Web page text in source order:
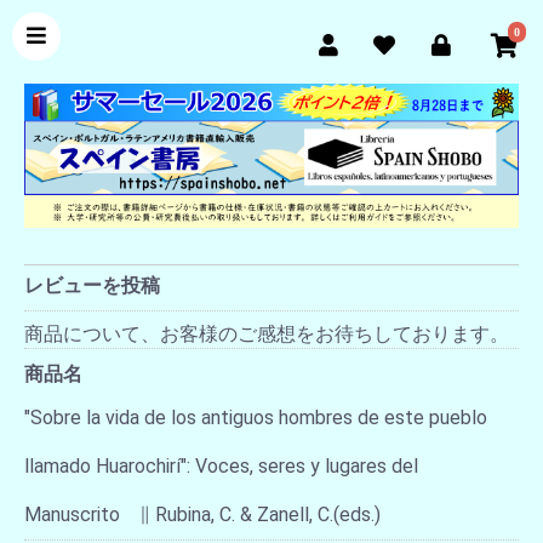
0
レビューを投稿
商品について、お客様のご感想をお待ちしております。
商品名
"Sobre la vida de los antiguos hombres de este pueblo
llamado Huarochirí": Voces, seres y lugares del
Manuscrito ∥ Rubina, C. & Zanell, C.(eds.)